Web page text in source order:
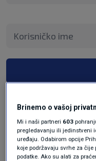
Brinemo o vašoj
Mi i naši partneri 603
pregledavanju ili jedinstveni
uređaju. Odabirom opcije
koje podržavaju svrhe za
podatke. Ako su alati za